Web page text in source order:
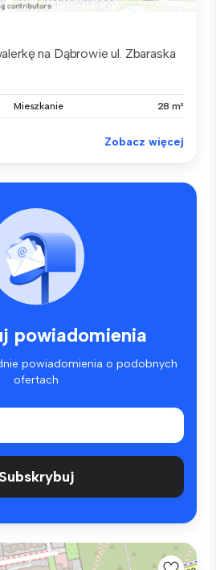
na Dąbrowie ul. Zbaraska
Mieszkanie 28 m²
Zobacz więcej
powiadomienia
powiadomienia o podobnych
ofertach
Subskrybuj